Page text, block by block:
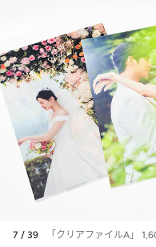
7 / 39 「クリアファイルA」